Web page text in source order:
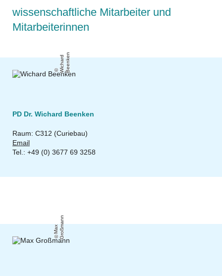
wissenschaftliche Mitarbeiter und
Mitarbeiterinnen
Wi
c
h
a
r
d
B
e
e
n
k
en
PD Dr. Wichard Beenken
Raum: C312 (Curiebau)
Email
Tel.: +49 (0) 3677 69 3258
M
a
x
G
r
o
ß
m
a
nn